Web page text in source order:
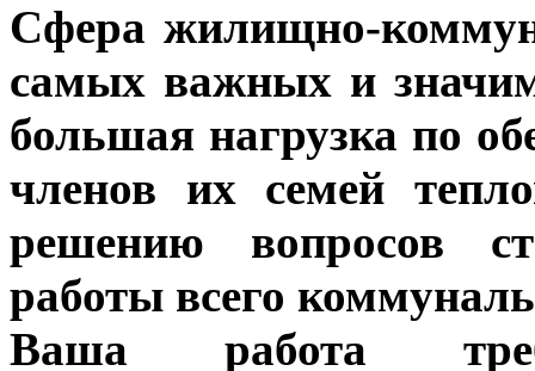
Сфера жилищно-
самых важных и
большая нагрузка по
членов их семей
решению вопросов
работы всего
Ваша работа